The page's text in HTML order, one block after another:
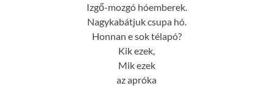
Izgő-mozgó hóemberek.
Nagykabátjuk csupa hó.
Honnan e sok télapó?
Kik ezek,
Mik ezek
az apróka